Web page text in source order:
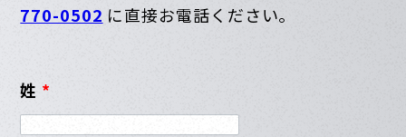
770-0502 に直接お電話ください。
姓 *